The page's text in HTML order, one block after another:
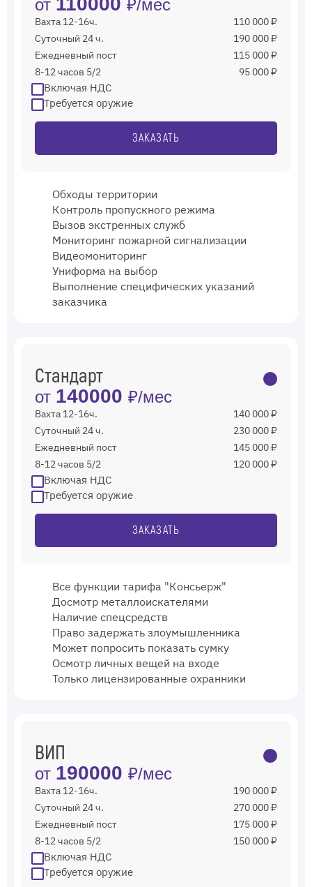
от ₽/мес
Вахта 12-16ч.
110 000 ₽
Суточный 24 ч.
190 000 ₽
Ежедневный пост
115 000 ₽
8-12 часов 5/2
95 000 ₽
Включая НДС
Требуется оружие
ЗАКАЗАТЬ
Обходы территории
Контроль пропускного режима
Вызов экстренных служб
Мониторинг пожарной сигнализации
Видеомониторинг
Униформа на выбор
Выполнение специфических указаний
заказчика
Стандарт
от 140000 ₽/мес
Вахта 12-16ч.
140 000 ₽
Суточный 24 ч.
230 000 ₽
Ежедневный пост
145 000 ₽
8-12 часов 5/2
120 000 ₽
Включая НДС
Требуется оружие
ЗАКАЗАТЬ
Все функции тарифа "Консьерж"
Досмотр металлоискателями
Наличие спецсредств
Право задержать злоумышленника
Может попросить показать сумку
Осмотр личных вещей на входе
Только лицензированные охранники
ВИП
от 190000 ₽/мес
Вахта 12-16ч.
190 000 ₽
Суточный 24 ч.
270 000 ₽
Ежедневный пост
175 000 ₽
8-12 часов 5/2
150 000 ₽
Включая НДС
Требуется оружие